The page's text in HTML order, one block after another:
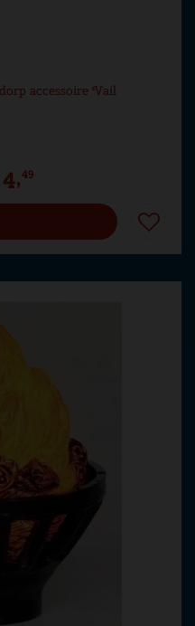
accessoire Vail
4,49